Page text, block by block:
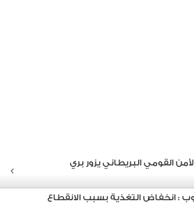
القومي البريطاني يزور بري
: انخفاض التغذية بسبب الانقطاع